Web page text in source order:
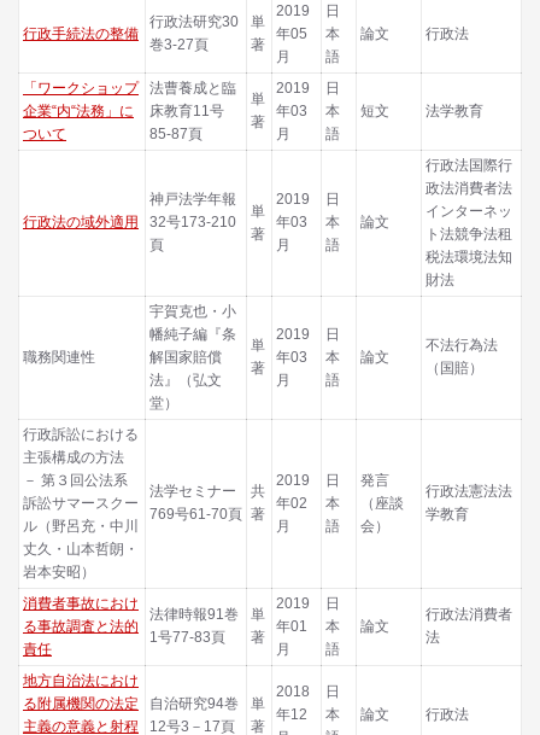
行政手続法の整備
行政法研究30
巻3-27頁
単
著
2019
年05
月
日
本
語
論文 行政法
「ワークショップ
企業“内“法務」に
ついて
法曹養成と臨
床教育11号
85-87頁
単
著
2019
年03
月
日
本
語
短文 法学教育
行政法の域外適用
神戸法学年報
32号173-210
頁
単
著
2019
年03
月
日
本
語
論文
行政法国際行
政法消費者法
インターネッ
ト法競争法租
税法環境法知
財法
職務関連性
宇賀克也・小
幡純子編『条
解国家賠償
法』（弘文
堂）
単
著
2019
年03
月
日
本
語
論文
不法行為法
（国賠）
行政訴訟における
主張構成の方法
－ 第３回公法系
訴訟サマースクー
ル（野呂充・中川
丈久・山本哲朗・
岩本安昭）
法学セミナー
769号61-70頁
共
著
2019
年02
月
日
本
語
発言
（座談
会）
行政法憲法法
学教育
消費者事故におけ
る事故調査と法的
責任
法律時報91巻
1号77-83頁
単
著
2019
年01
月
日
本
語
論文
行政法消費者
法
地方自治法におけ
る附属機関の法定
主義の意義と射程
自治研究94巻
12号3－17頁
単
著
2018
年12
日
本
論文 行政法